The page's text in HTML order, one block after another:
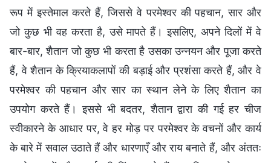
रूप में इस्तेमाल करते हैं, जिससे वे परमेश्वर की पहचान, सार और
जो कुछ भी वह करता है, उसे मापते हैं। इसलिए, अपने दिलों में वे
बार-बार, शैतान जो कुछ भी करता है उसका उन्नयन और पूजा करते
हैं, वे शैतान के क्रियाकलापों की बड़ाई और प्रशंसा करते हैं, और वे
परमेश्वर की पहचान और सार का स्थान लेने के लिए शैतान का
उपयोग करते हैं। इससे भी बदतर, शैतान द्वारा की गई हर चीज
स्वीकारने के आधार पर, वे हर मोड़ पर परमेश्वर के वचनों और कार्य
के बारे में सवाल उठाते हैं और धारणाएँ और राय बनाते हैं, और अंततः